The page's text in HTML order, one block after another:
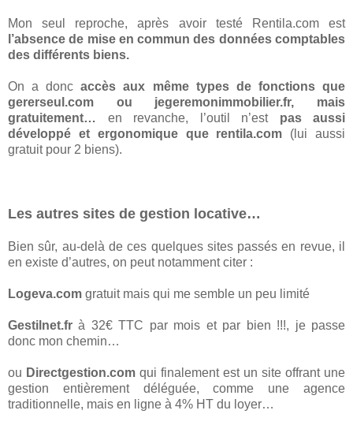
Mon seul reproche, après avoir testé Rentila.com est
l’absence de mise en commun des données comptables
des différents biens.
On a doncaccès aux même types de fonctions que
gererseul.com ou jegeremonimmobilier.fr, mais
gratuitement… en revanche, l’outil n’est pas aussi
développé et ergonomique que rentila.com (lui aussi
gratuit pour 2 biens).
Les autres sites de gestion locative…
Bien sûr, au-delà de ces quelques sites passés en revue, il
en existe d’autres, on peut notamment citer :
Logeva.com gratuit mais qui me semble un peu limité
Gestilnet.fr à 32€ TTC par mois et par bien !!!, je passe
donc mon chemin…
ou Directgestion.com qui finalement est un site offrant une
gestion entièrement déléguée, comme une agence
traditionnelle, mais en ligne à 4% HT du loyer…